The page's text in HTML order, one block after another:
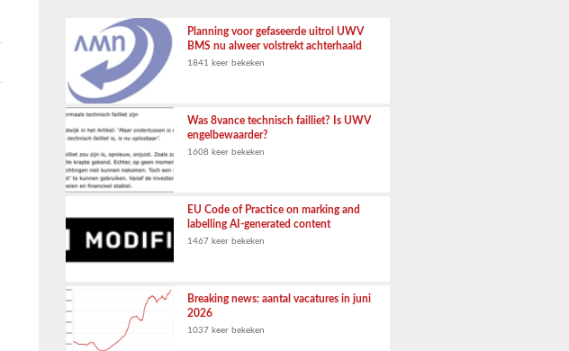
Planning voor gefaseerde uitrol UWV
BMS nu alweer volstrekt achterhaald
1841 keer bekeken
Was 8vance technisch failliet? Is UWV
engelbewaarder?
1608 keer bekeken
EU Code of Practice on marking and
labelling AI-generated content
1467 keer bekeken
Breaking news: aantal vacatures in juni
2026
1037 keer bekeken